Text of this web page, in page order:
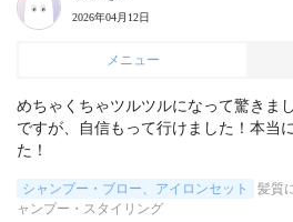
2026年04月12日
メニュー
めちゃくちゃツルツルになって驚きま
ですが、自信もって行けました！本当
た！
シャンプー・ブロー、アイロンセット
髪質
ャンプー・スタイリング